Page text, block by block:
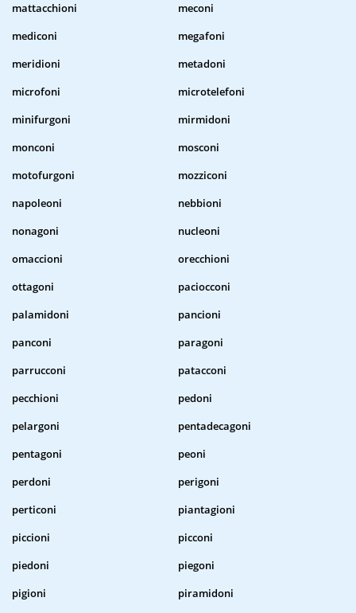
mattacchioni
meconi
mediconi
megafoni
meridioni
metadoni
microfoni
microtelefoni
minifurgoni
mirmidoni
monconi
mosconi
motofurgoni
mozziconi
napoleoni
nebbioni
nonagoni
nucleoni
omaccioni
orecchioni
ottagoni
paciocconi
palamidoni
pancioni
panconi
paragoni
parrucconi
patacconi
pecchioni
pedoni
pelargoni
pentadecagoni
pentagoni
peoni
perdoni
perigoni
perticoni
piantagioni
piccioni
picconi
piedoni
piegoni
pigioni
piramidoni